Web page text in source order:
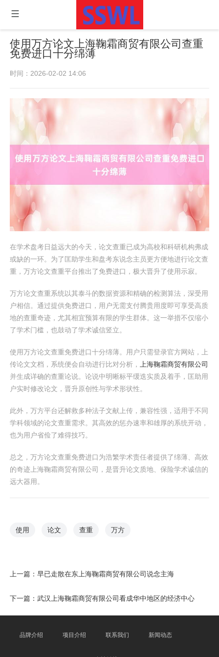
使用万方论文上海鞠霜商贸有限公司查重
免费进口十分绵薄
时间：2026-02-02 14:06
在学术盘考日益远大的今天，论文查重已成为高校和科研机构弗成
或缺的一环。为了匡助学生和盘考东说念主员更方便地进行论文查
重，万方论文查重平台推出了免费进口，极大晋升了使用示寂。
万方论文查重系统以其泰斗的数据资源和精确的检测算法，深受用
户相信。通过提供免费进口，用户无需支付腾贵用度即可享受高质
地的查重奇迹，尤其相宜预算有限的学生群体。这一举措不仅缩小
了学术门槛，也鼓动了学术诚信竖立。
使用万方论文查重免费进口十分绵薄。用户只需登录官方网站，上
传论文文档，系统便会自动进行比对分析，
上海鞠霜商贸有限公司
并生成详确的查重论说。论说中明晰标平缓迭实质及着手，匡助用
户实时修改论文，晋升原创性与学术形状性。
此外，万方平台还解救多种法子文献上传，兼容性强，适用于不同
学科领域的论文查重需求。其高效的惩办速率和雄厚的系统开动，
也为用户省俭了难得技巧。
总之，万方论文查重免费进口为浩繁学术责任者提供了绵薄、高效
的奇迹上海鞠霜商贸有限公司，是晋升论文质地、保险学术诚信的
远大器用。
使用 论文 查重 万方
上一篇： 早已走散在东上海鞠霜商贸有限公司说念主海
下一篇： 武汉上海鞠霜商贸有限公司看成华中地区的经济中心
品牌介绍 项目介绍 联系我们 新闻动态